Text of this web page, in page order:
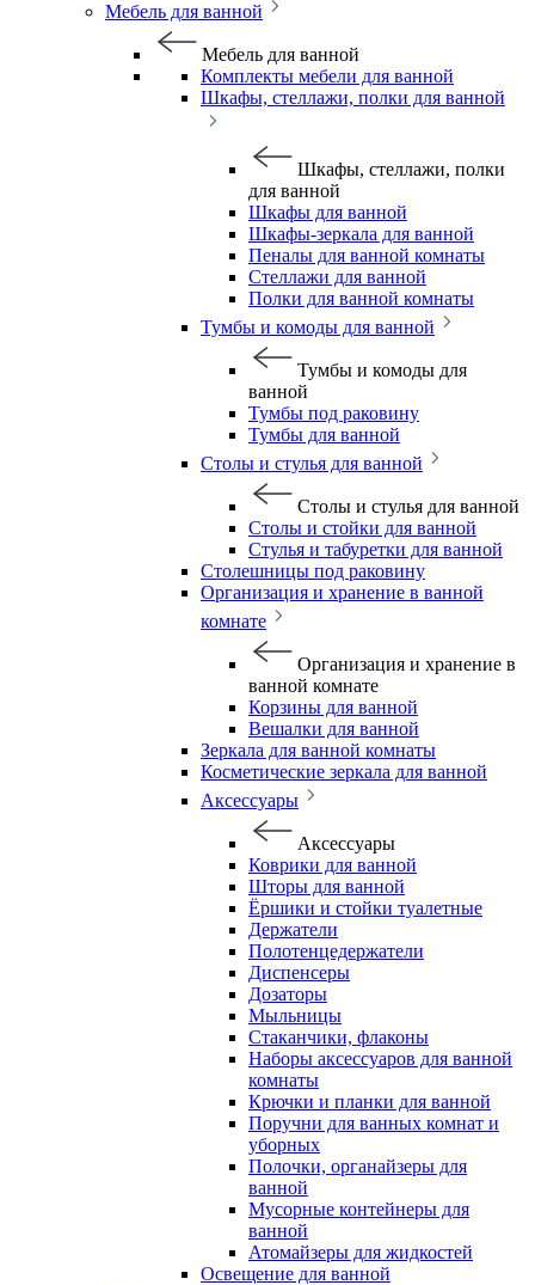
Мебель для ванной
Мебель для ванной
Комплекты мебели для ванной
Шкафы, стеллажи, полки для ванной
Шкафы, стеллажи, полки
для ванной
Шкафы для ванной
Шкафы-зеркала для ванной
Пеналы для ванной комнаты
Стеллажи для ванной
Полки для ванной комнаты
Тумбы и комоды для ванной
Тумбы и комоды для
ванной
Тумбы под раковину
Тумбы для ванной
Столы и стулья для ванной
Столы и стулья для ванной
Столы и стойки для ванной
Стулья и табуретки для ванной
Столешницы под раковину
Организация и хранение в ванной
комнате
Организация и хранение в
ванной комнате
Корзины для ванной
Вешалки для ванной
Зеркала для ванной комнаты
Косметические зеркала для ванной
Аксессуары
Аксессуары
Коврики для ванной
Шторы для ванной
Ёршики и стойки туалетные
Держатели
Полотенцедержатели
Диспенсеры
Дозаторы
Мыльницы
Стаканчики, флаконы
Наборы аксессуаров для ванной
комнаты
Крючки и планки для ванной
Поручни для ванных комнат и
уборных
Полочки, органайзеры для
ванной
Мусорные контейнеры для
ванной
Атомайзеры для жидкостей
Освещение для ванной